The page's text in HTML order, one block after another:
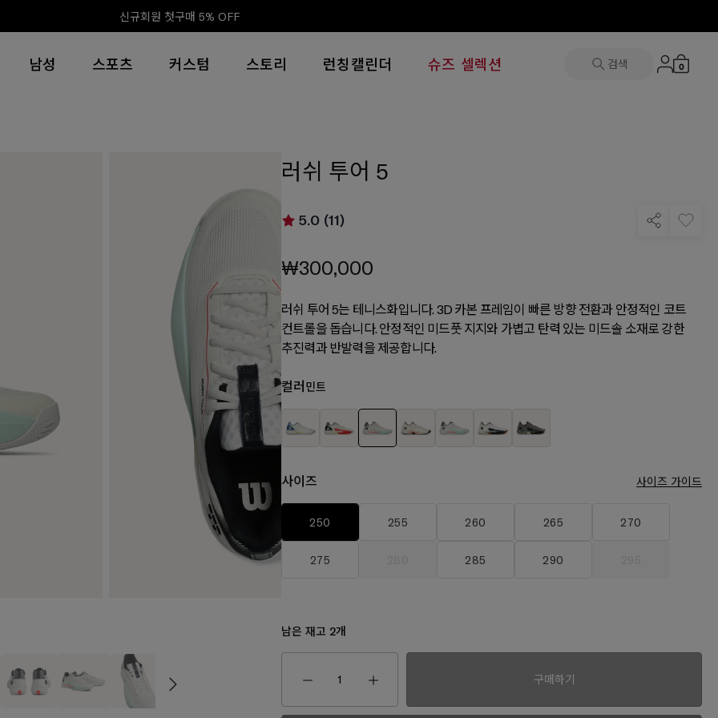
신규회원 첫구매 5% OFF
남성 스포츠 커스텀 스토리 런칭캘린더 슈즈 셀렉션 검색 0
러쉬 투어 5
5.0 (11)
₩300,000
러쉬 투어 5는 테니스화입니다. 3D 카본 프레임이 빠른 방향 전환과 안정적인 코트
컨트롤을 돕습니다. 안정적인 미드풋 지지와 가볍고 탄력 있는 미드솔 소재로 강한
추진력과 반발력을 제공합니다.
컬러 민트
사이즈 사이즈 가이드
250 255 260 265 270
275 285 290
남은 재고 2개
구매하기
₩160,000
₩80,000